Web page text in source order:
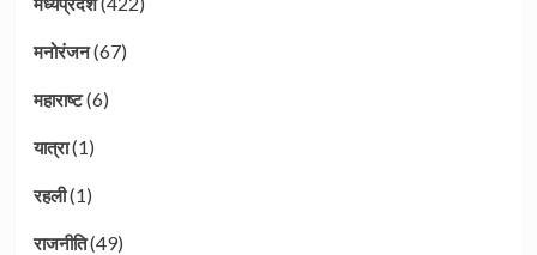
मनोरंजन(67)
महाराष्ट(6)
यात्रा(1)
रहली(1)
राजनीति(49)